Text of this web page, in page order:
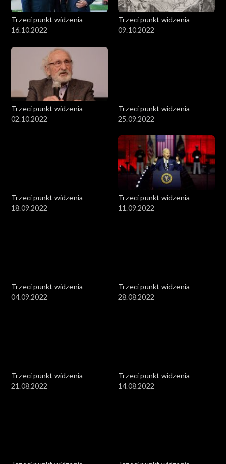
Trzeci punkt widzenia
16.10.2022
Trzeci punkt widzenia
09.10.2022
Trzeci punkt widzenia
02.10.2022
Trzeci punkt widzenia
25.09.2022
Trzeci punkt widzenia
18.09.2022
Trzeci punkt widzenia
11.09.2022
Trzeci punkt widzenia
04.09.2022
Trzeci punkt widzenia
28.08.2022
Trzeci punkt widzenia
21.08.2022
Trzeci punkt widzenia
14.08.2022